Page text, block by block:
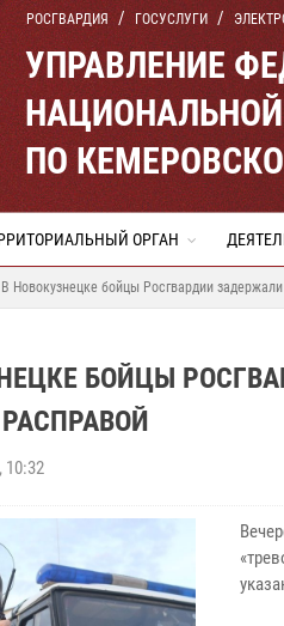
РОСГВАРДИЯ ГОСУСЛУГИ
УПРАВЛЕНИЕ
ПО
ОРГАН
В Новокузнецке бойцы Росгвардии
БОЙЦЫ
10:32